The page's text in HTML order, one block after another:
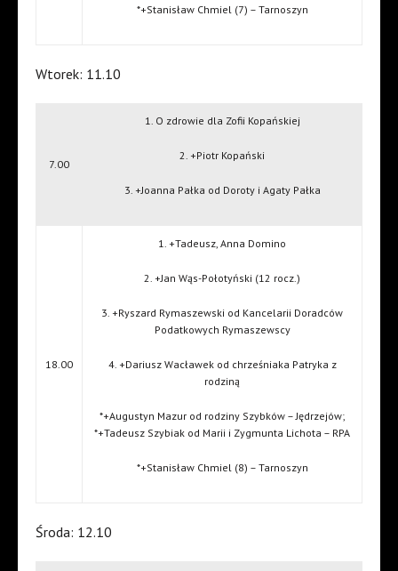
*+Stanisław Chmiel (7) – Tarnoszyn
Wtorek: 11.10
7.00
1. O zdrowie dla Zofii Kopańskiej
2. +Piotr Kopański
3. +Joanna Pałka od Doroty i Agaty Pałka
18.00
1. +Tadeusz, Anna Domino
2. +Jan Wąs-Połotyński (12 rocz.)
3. +Ryszard Rymaszewski od Kancelarii Doradców
Podatkowych Rymaszewscy
4. +Dariusz Wacławek od chrześniaka Patryka z
rodziną
*+Augustyn Mazur od rodziny Szybków – Jędrzejów;
*+Tadeusz Szybiak od Marii i Zygmunta Lichota – RPA
*+Stanisław Chmiel (8) – Tarnoszyn
Środa: 12.10